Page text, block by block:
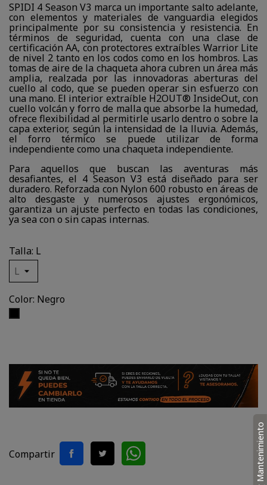
SPIDI 4 Season V3 marca un importante salto adelante,
con elementos y materiales de vanguardia elegidos
principalmente por su consistencia y resistencia. En
términos de seguridad, cuenta con una clase de
certificación AA, con protectores extraíbles Warrior Lite
de nivel 2 tanto en los codos como en los hombros. Las
tomas de aire de la chaqueta ahora cubren un área más
amplia, realzada por las innovadoras aberturas del
cuello al codo, que se pueden operar sin esfuerzo con
una mano. El interior extraíble H2OUT® InsideOut, con
cuello volcán y forro de malla que absorbe la humedad,
ofrece flexibilidad al permitirle usarlo dentro o sobre la
capa exterior, según la intensidad de la lluvia. Además,
el forro térmico se puede utilizar de forma
independiente como una chaqueta independiente.
Para aquellos que buscan las aventuras más
desafiantes, el 4 Season V3 está diseñado para ser
duradero. Reforzada con Nylon 600 robusto en áreas de
alto desgaste y numerosos ajustes ergonómicos,
garantiza un ajuste perfecto en todas las condiciones,
ya sea con o sin capas internas.
Talla: L
Color: Negro
Compartir Mantenimiento